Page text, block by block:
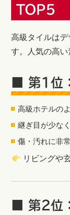
TOP5
高級タイルは
す。人気の高い
■ 第1位
高級ホテルの
継ぎ目が少な
傷・汚れに非
リビングや
■ 第2位